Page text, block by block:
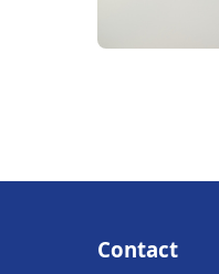
Contact